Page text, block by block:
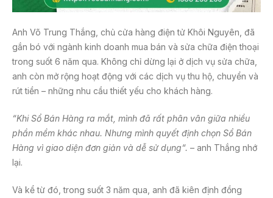
Anh Võ Trung Thắng, chủ cửa hàng điện tử Khôi Nguyên, đã
gắn bó với ngành kinh doanh mua bán và sửa chữa điện thoại
trong suốt 6 năm qua. Không chỉ dừng lại ở dịch vụ sửa chữa,
anh còn mở rộng hoạt động với các dịch vụ thu hộ, chuyển và
rút tiền – những nhu cầu thiết yếu cho khách hàng.
“Khi Sổ Bán Hàng ra mắt, mình đã rất phân vân giữa nhiều
phần mềm khác nhau. Nhưng mình quyết định chọn Sổ Bán
Hàng vì giao diện đơn giản và dễ sử dụng“. – anh Thắng nhớ
lại.
Và kể từ đó, trong suốt 3 năm qua, anh đã kiên định đồng